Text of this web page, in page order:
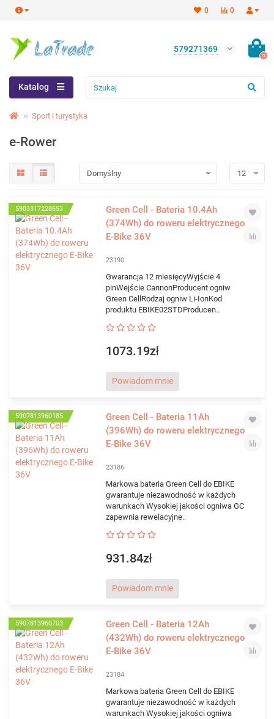
0
0
579271369
0
Katalog
Sport i turystyka
e-Rower
5903317228653
Green Cell - Bateria 10.4Ah
(374Wh) do roweru elektrycznego
E-Bike 36V
23190
Gwarancja 12 miesięcyWyjście 4
pinWejście CannonProducent ogniw
Green CellRodzaj ogniw Li-IonKod
produktu EBIKE02STDProducen..
1073.19zł
Powiadom mnie
5907813960185
Green Cell - Bateria 11Ah
(396Wh) do roweru elektrycznego
E-Bike 36V
23186
Markowa bateria Green Cell do EBIKE
gwarantuje niezawodność w każdych
warunkach Wysokiej jakości ogniwa GC
zapewnia rewelacyjne..
931.84zł
Powiadom mnie
5907813960703
Green Cell - Bateria 12Ah
(432Wh) do roweru elektrycznego
E-Bike 36V
23184
Markowa bateria Green Cell do EBIKE
gwarantuje niezawodność w każdych
warunkach Wysokiej jakości ogniwa